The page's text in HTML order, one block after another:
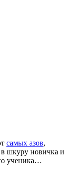
самых азов,
в шкуру новичка и
ученика…